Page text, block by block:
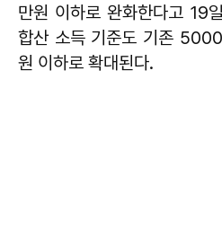
만원 이하로 완화한다고 19
합산 소득 기준도 기존
원 이하로 확대된다.